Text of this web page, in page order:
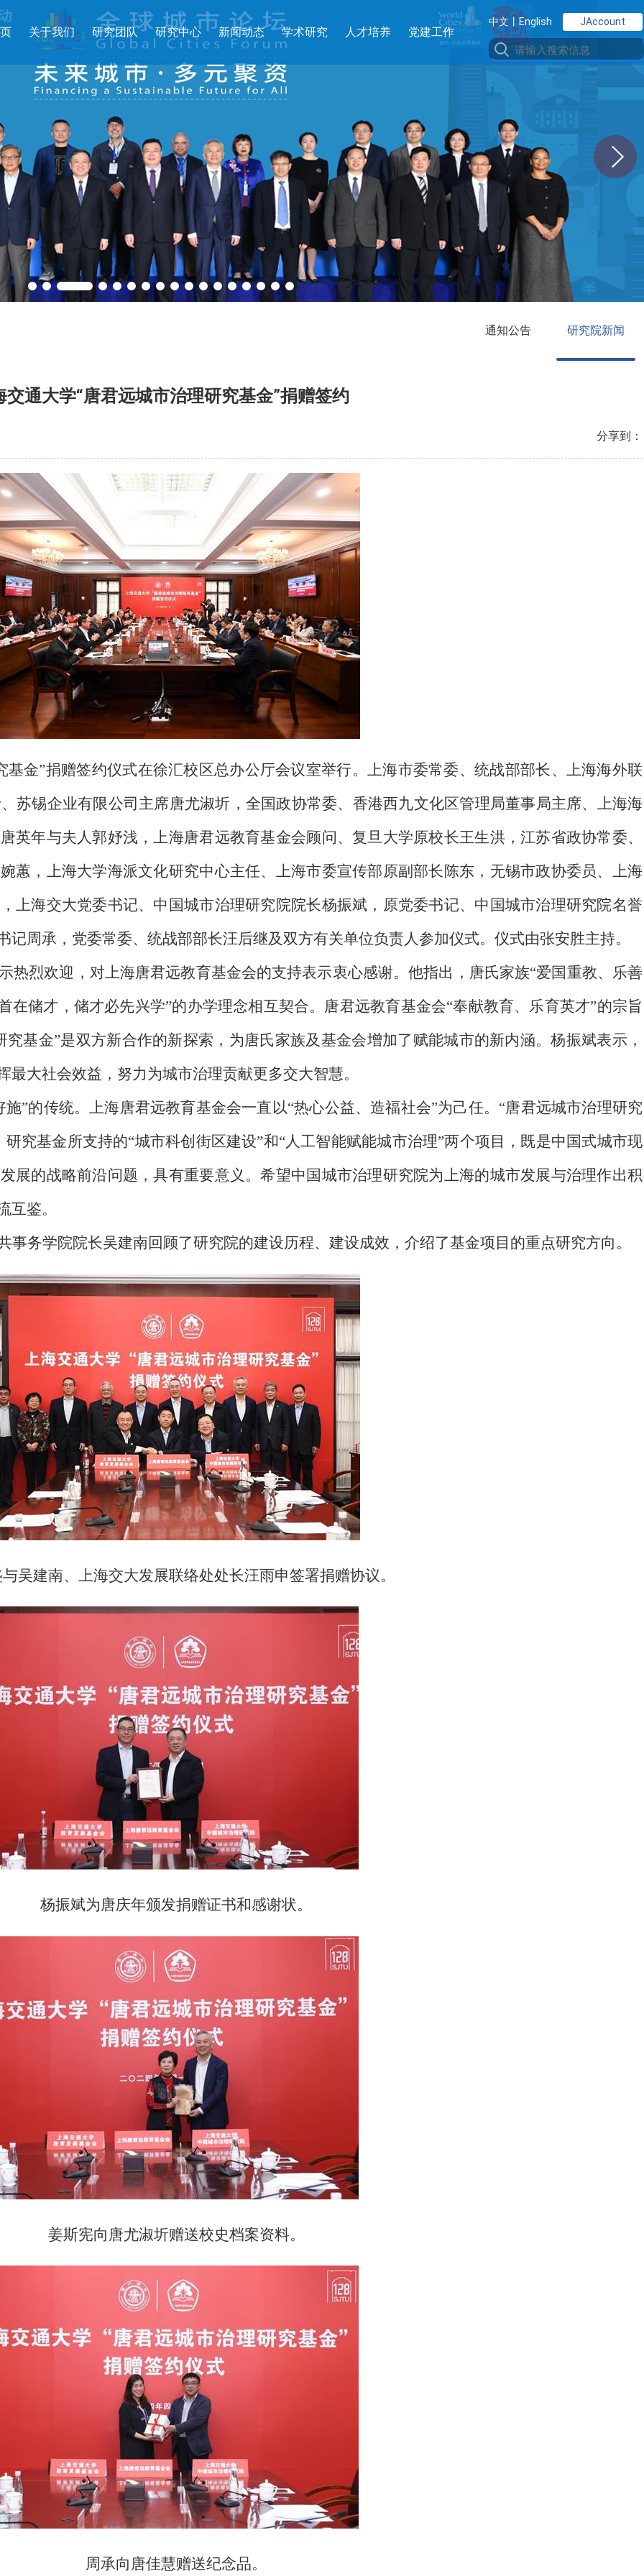
关于我们 研究团队 研究中心 新闻动态 学术研究 人才培养 党建工作
中文丨English JAccount
通知公告 研究院新闻
交通大学“唐君远城市治理研究基金”捐赠签约
分享到：
金”捐赠签约仪式在徐汇校区总办公厅会议室举行。上海市委常委、统战部部长、上海海外联
苏锡企业有限公司主席唐尤淑圻，全国政协常委、香港西九文化区管理局董事局主席、上海海
英年与夫人郭妤浅，上海唐君远教育基金会顾问、复旦大学原校长王生洪，江苏省政协常委、
蕙，上海大学海派文化研究中心主任、上海市委宣传部原副部长陈东，无锡市政协委员、上海
上海交大党委书记、中国城市治理研究院院长杨振斌，原党委书记、中国城市治理研究院名誉
周承，党委常委、统战部部长汪后继及双方有关单位负责人参加仪式。仪式由张安胜主持。
热烈欢迎，对上海唐君远教育基金会的支持表示衷心感谢。他指出，唐氏家族“爱国重教、乐善
在储才，储才必先兴学”的办学理念相互契合。唐君远教育基金会“奉献教育、乐育英才”的宗旨
基金”是双方新合作的新探索，为唐氏家族及基金会增加了赋能城市的新内涵。杨振斌表示，
大社会效益，努力为城市治理贡献更多交大智慧。
”的传统。上海唐君远教育基金会一直以“热心公益、造福社会”为己任。“唐君远城市治理研究
究基金所支持的“城市科创街区建设”和“人工智能赋能城市治理”两个项目，既是中国式城市现
展的战略前沿问题，具有重要意义。希望中国城市治理研究院为上海的城市发展与治理作出积
互鉴。
务学院院长吴建南回顾了研究院的建设历程、建设成效，介绍了基金项目的重点研究方向。
吴建南、上海交大发展联络处处长汪雨申签署捐赠协议。
杨振斌为唐庆年颁发捐赠证书和感谢状。
姜斯宪向唐尤淑圻赠送校史档案资料。
周承向唐佳慧赠送纪念品。